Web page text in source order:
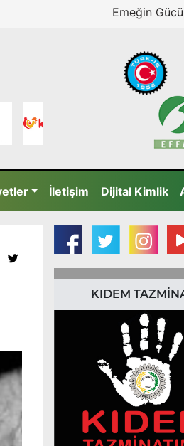
Emeğin
İletişim Dijital Kimlik
KIDEM